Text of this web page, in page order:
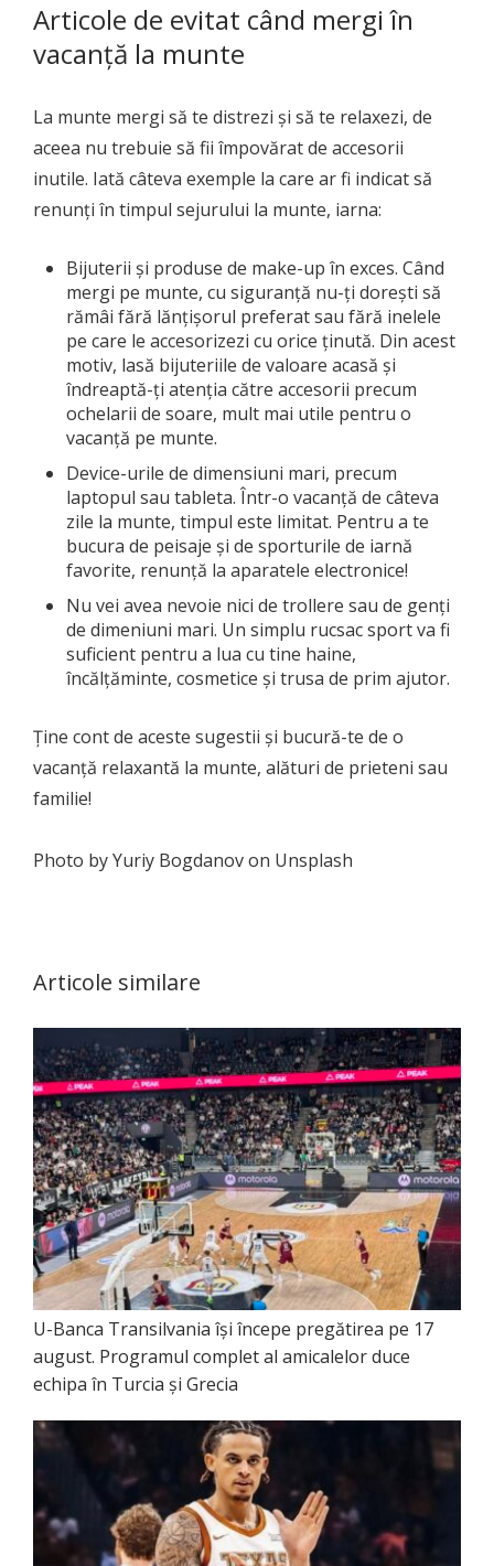
Articole de evitat când mergi în
vacanță la munte
La munte mergi să te distrezi și să te relaxezi, de
aceea nu trebuie să fii împovărat de accesorii
inutile. Iată câteva exemple la care ar fi indicat să
renunți în timpul sejurului la munte, iarna:
Bijuterii și produse de make-up în exces. Când
mergi pe munte, cu siguranță nu-ți dorești să
rămâi fără lănțișorul preferat sau fără inelele
pe care le accesorizezi cu orice ținută. Din acest
motiv, lasă bijuteriile de valoare acasă și
îndreaptă-ți atenția către accesorii precum
ochelarii de soare, mult mai utile pentru o
vacanță pe munte.
Device-urile de dimensiuni mari, precum
laptopul sau tableta. Într-o vacanță de câteva
zile la munte, timpul este limitat. Pentru a te
bucura de peisaje și de sporturile de iarnă
favorite, renunță la aparatele electronice!
Nu vei avea nevoie nici de trollere sau de genți
de dimeniuni mari. Un simplu rucsac sport va fi
suficient pentru a lua cu tine haine,
încălțăminte, cosmetice și trusa de prim ajutor.
Ține cont de aceste sugestii și bucură-te de o
vacanță relaxantă la munte, alături de prieteni sau
familie!
Photo by Yuriy Bogdanov on Unsplash
Articole similare
U-Banca Transilvania își începe pregătirea pe 17
august. Programul complet al amicalelor duce
echipa în Turcia și Grecia